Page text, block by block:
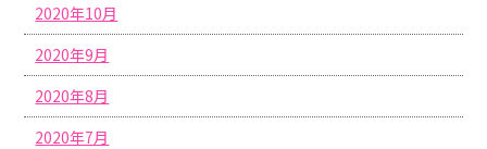
2020年10月
2020年9月
2020年8月
2020年7月